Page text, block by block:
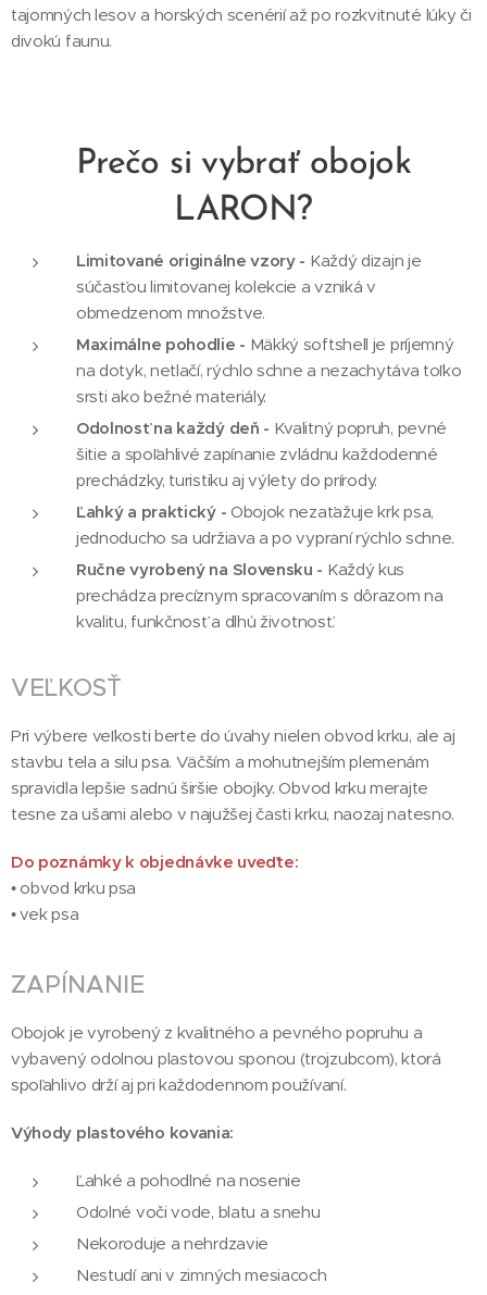
tajomných lesov a horských scenérií až po rozkvitnuté lúky či
divokú faunu.
Prečo si vybrať obojok
LARON?
Limitované originálne vzory - Každý dizajn je
súčasťou limitovanej kolekcie a vzniká v
obmedzenom množstve.
Maximálne pohodlie - Mäkký softshell je príjemný
na dotyk, netlačí, rýchlo schne a nezachytáva toľko
srsti ako bežné materiály.
Odolnosť na každý deň - Kvalitný popruh, pevné
šitie a spoľahlivé zapínanie zvládnu každodenné
prechádzky, turistiku aj výlety do prírody.
Ľahký a praktický - Obojok nezaťažuje krk psa,
jednoducho sa udržiava a po vypraní rýchlo schne.
Ručne vyrobený na Slovensku - Každý kus
prechádza precíznym spracovaním s dôrazom na
kvalitu, funkčnosť a dlhú životnosť.
VEĽKOSŤ
Pri výbere veľkosti berte do úvahy nielen obvod krku, ale aj
stavbu tela a silu psa. Väčším a mohutnejším plemenám
spravidla lepšie sadnú širšie obojky. Obvod krku merajte
tesne za ušami alebo v najužšej časti krku, naozaj natesno.
Do poznámky k objednávke uveďte:
• obvod krku psa
• vek psa
ZAPÍNANIE
Obojok je vyrobený z kvalitného a pevného popruhu a
vybavený odolnou plastovou sponou (trojzubcom), ktorá
spoľahlivo drží aj pri každodennom používaní.
Výhody plastového kovania:
Ľahké a pohodlné na nosenie
Odolné voči vode, blatu a snehu
Nekoroduje a nehrdzavie
Nestudí ani v zimných mesiacoch